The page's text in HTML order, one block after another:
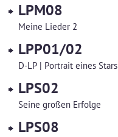
LPM08
Meine Lieder 2
LPP01/02
D-LP | Portrait eines Stars
LPS02
Seine großen Erfolge
LPS08